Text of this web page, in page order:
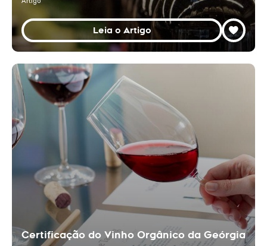
Leia o Artigo
Certificação do Vinho Orgânico da Geórgia